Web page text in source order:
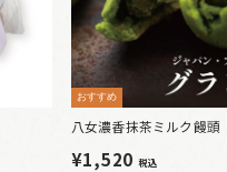
おすすめ
八女濃香抹茶ミルク饅
¥1,520 税込